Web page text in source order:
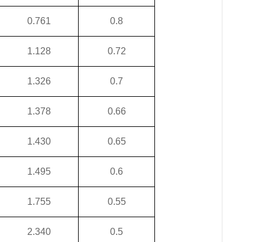
0.761 0.8
1.128 0.72
1.326 0.7
1.378 0.66
1.430 0.65
1.495 0.6
1.755 0.55
2.340 0.5